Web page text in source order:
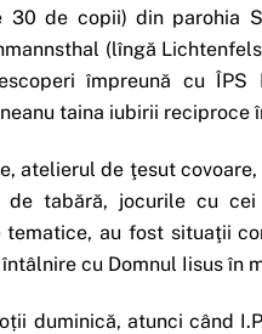
30 de copii) din parohia
(lîngă
împreună cu
taina iubirii reciproce
atelierul de ţesut
de tabără, jocurile cu
au fost situaţii
cu Domnul Iisus în
duminică, atunci când